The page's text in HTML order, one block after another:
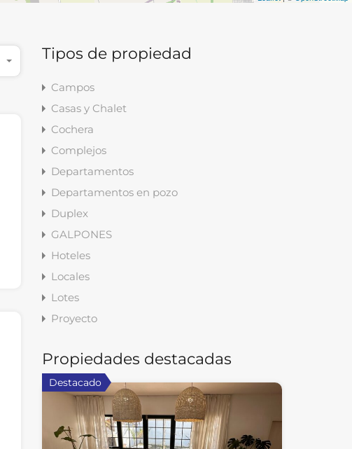
Tipos de propiedad
Campos
Casas y Chalet
Cochera
Complejos
Departamentos
Departamentos en pozo
Duplex
GALPONES
Hoteles
Locales
Lotes
Proyecto
Propiedades destacadas
Destacado